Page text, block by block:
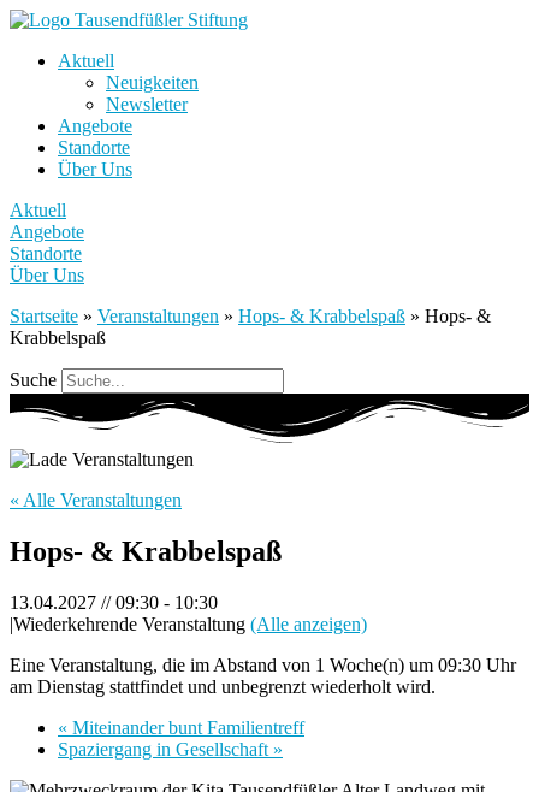
Aktuell
Neuigkeiten
Newsletter
Angebote
Standorte
Über Uns
Aktuell
Angebote
Standorte
Über Uns
Startseite » Veranstaltungen » Hops- & Krabbelspaß » Hops- &
Krabbelspaß
Suche
« Alle Veranstaltungen
Hops- & Krabbelspaß
13.04.2027 // 09:30 - 10:30
|Wiederkehrende Veranstaltung (Alle anzeigen)
Eine Veranstaltung, die im Abstand von 1 Woche(n) um 09:30 Uhr
am Dienstag stattfindet und unbegrenzt wiederholt wird.
« Miteinander bunt Familientreff
Spaziergang in Gesellschaft »